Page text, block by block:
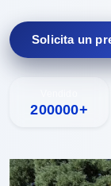
Solicita un
200000+